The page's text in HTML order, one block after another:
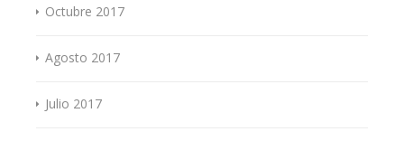
Octubre 2017
Agosto 2017
Julio 2017